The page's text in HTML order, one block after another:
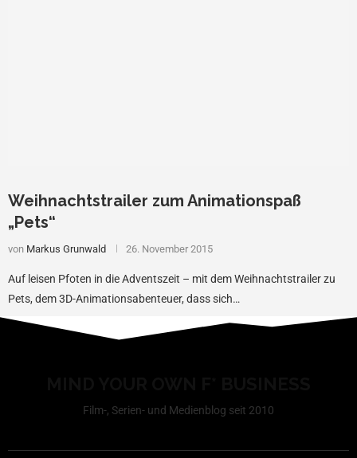
Weihnachtstrailer zum Animationspaß
„Pets“
von Markus Grunwald 26. November 2015
Auf leisen Pfoten in die Adventszeit – mit dem Weihnachtstrailer zu
Pets, dem 3D-Animationsabenteuer, dass sich…
Film-, Serien- und Medienblog seit 2010